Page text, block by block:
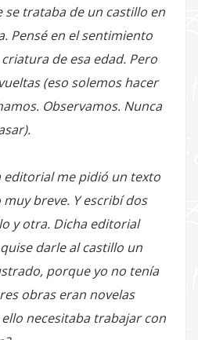
se trataba de un castillo en
Pensé en el sentimiento
de esa edad. Pero
(eso solemos hacer
Observamos. Nunca
editorial me pidió un texto
breve. Y escribí dos
y otra. Dicha editorial
darle al castillo un
porque yo no tenía
obras eran novelas
necesitaba trabajar con